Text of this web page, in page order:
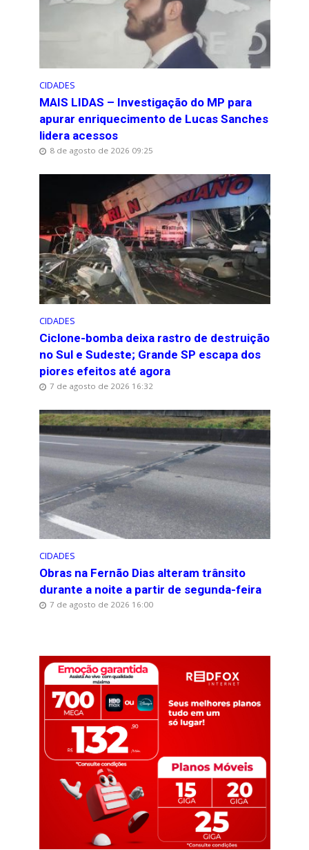
CIDADES
MAIS LIDAS – Investigação do MP para
apurar enriquecimento de Lucas Sanches
lidera acessos
8 de agosto de 2026 09:25
CIDADES
Ciclone-bomba deixa rastro de destruição
no Sul e Sudeste; Grande SP escapa dos
piores efeitos até agora
7 de agosto de 2026 16:32
CIDADES
Obras na Fernão Dias alteram trânsito
durante a noite a partir de segunda-feira
7 de agosto de 2026 16:00